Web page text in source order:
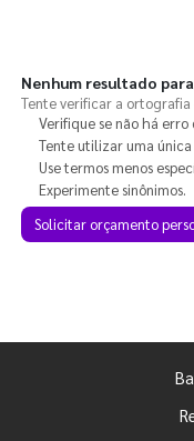
Nenhum resultado para
Tente verificar a ortografia
Verifique se não há
Tente utilizar uma
Use termos menos
Experimente sinônimos.
Solicitar orçamento